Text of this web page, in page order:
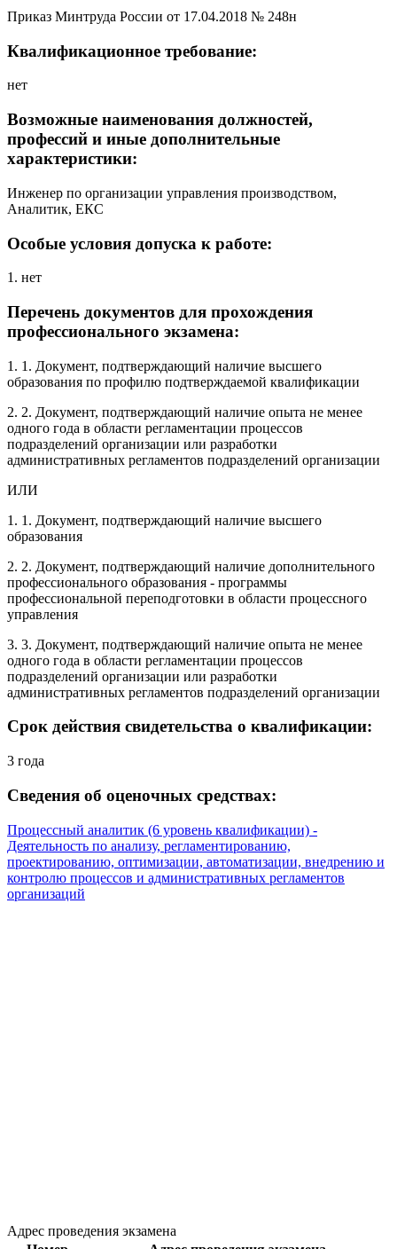
Приказ Минтруда России от 17.04.2018 № 248н
Квалификационное требование:
нет
Возможные наименования должностей,
профессий и иные дополнительные
характеристики:
Инженер по организации управления производством,
Аналитик, ЕКС
Особые условия допуска к работе:
1. нет
Перечень документов для прохождения
профессионального экзамена:
1. 1. Документ, подтверждающий наличие высшего
образования по профилю подтверждаемой квалификации
2. 2. Документ, подтверждающий наличие опыта не менее
одного года в области регламентации процессов
подразделений организации или разработки
административных регламентов подразделений организации
ИЛИ
1. 1. Документ, подтверждающий наличие высшего
образования
2. 2. Документ, подтверждающий наличие дополнительного
профессионального образования - программы
профессиональной переподготовки в области процессного
управления
3. 3. Документ, подтверждающий наличие опыта не менее
одного года в области регламентации процессов
подразделений организации или разработки
административных регламентов подразделений организации
Срок действия свидетельства о квалификации:
3 года
Сведения об оценочных средствах:
Процессный аналитик (6 уровень квалификации) -
Деятельность по анализу, регламентированию,
проектированию, оптимизации, автоматизации, внедрению и
контролю процессов и административных регламентов
организаций
Адрес проведения экзамена